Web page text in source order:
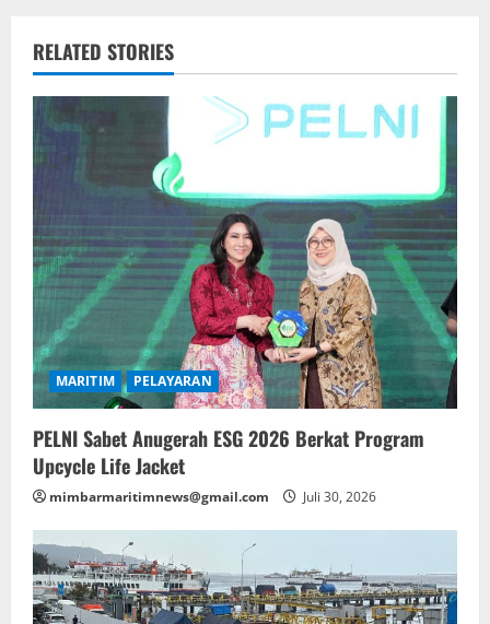
RELATED STORIES
MARITIM PELAYARAN
PELNI Sabet Anugerah ESG 2026 Berkat Program
Upcycle Life Jacket
mimbarmaritimnews@gmail.com Juli 30, 2026